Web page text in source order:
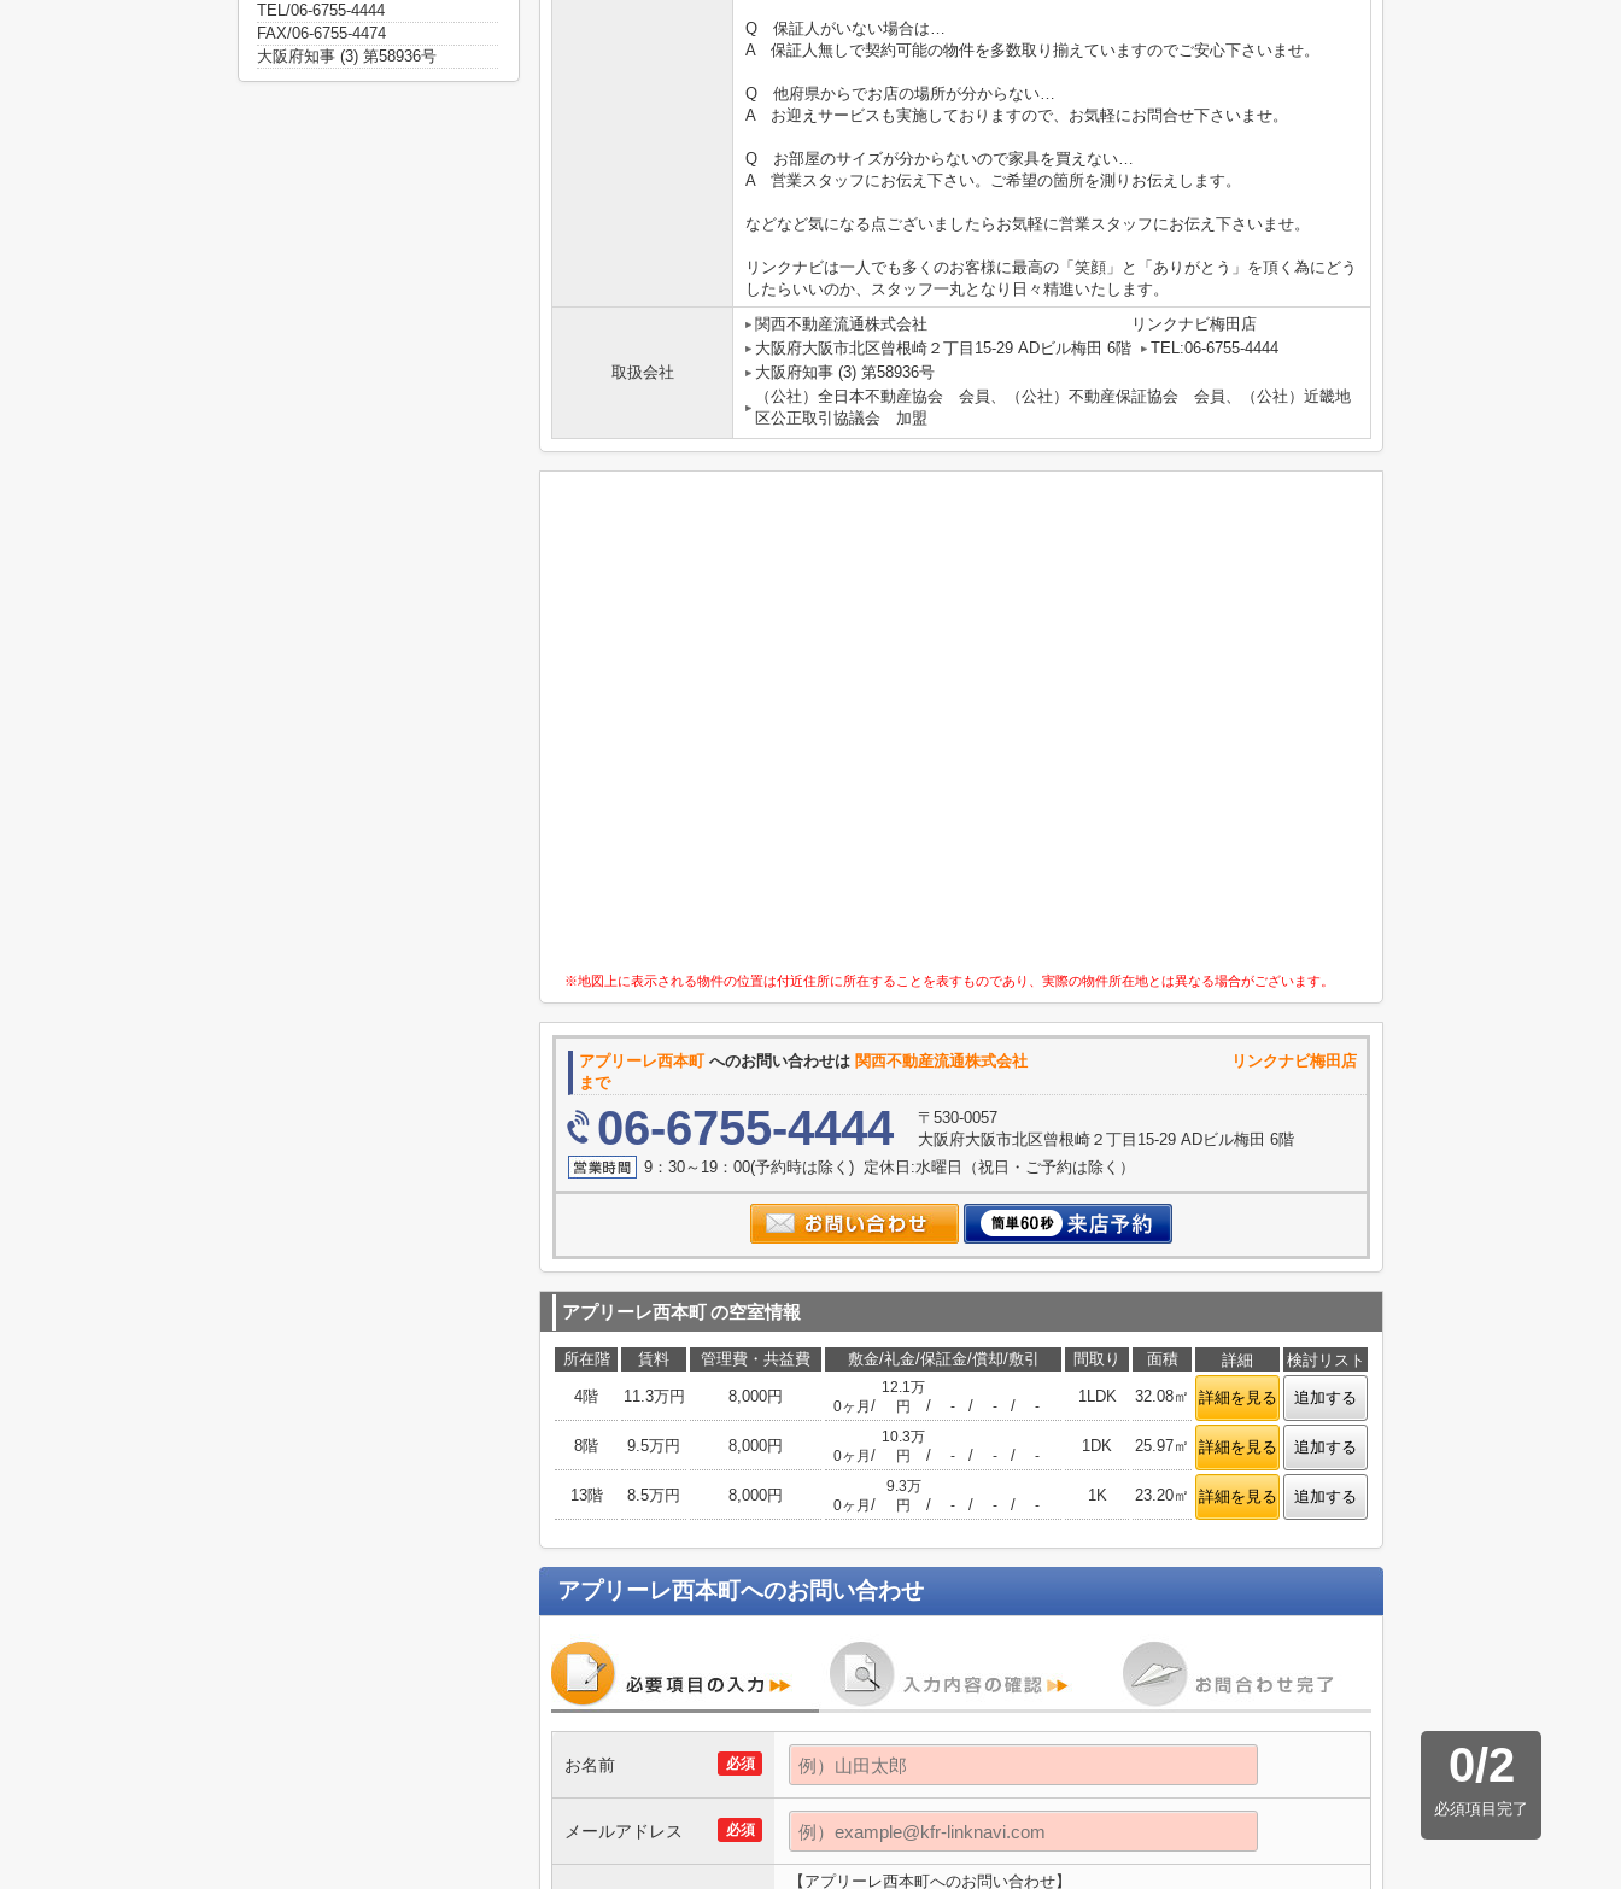
Q 保証人がいない場合は…
A 保証人無しで契約可能の物件を多数取り揃えていますのでご安心下さいませ。
Q 他府県からでお店の場所が分からない…
A お迎えサービスも実施しておりますので、お気軽にお問合せ下さいませ。
Q お部屋のサイズが分からないので家具を買えない…
A 営業スタッフにお伝え下さい。ご希望の箇所を測りお伝えします。
などなど気になる点ございましたらお気軽に営業スタッフにお伝え下さいませ。
リンクナビは一人でも多くのお客様に最高の「笑顔」と「ありがとう」を頂く為にどう
したらいいのか、スタッフ一丸となり日々精進いたします。
取扱会社
関西不動産流通株式会社 リンクナビ梅田店
大阪府大阪市北区曾根崎２丁目15-29 ADビル梅田 6階
TEL:06-6755-4444
大阪府知事 (3) 第58936号
（公社）全日本不動産協会 会員、（公社）不動産保証協会 会員、（公社）近畿地
区公正取引協議会 加盟
※地図上に表示される物件の位置は付近住所に所在することを表すものであり、実際の物件所在地とは異なる場合がございます。
アプリーレ西本町へのお問い合わせは 関西不動産流通株式会社 リンクナビ梅田店
まで
06-6755-4444
〒530-0057
大阪府大阪市北区曾根崎２丁目15-29 ADビル梅田 6階
9：30～19：00(予約時は除く) 定休日:水曜日（祝日・ご予約は除く）
アプリーレ西本町の空室情報
所在階 賃料 管理費・共益費 敷金/礼金/保証金/償却/敷引 間取り 面積 詳細
検討リスト
4階
11.3万円 8,000円
0ヶ月 /
12.1万
円
/ - / - / -
1LDK 32.08㎡ 詳細を見る 追加する
8階 9.5万円 8,000円
0ヶ月 /
10.3万
円
/ - / - / -
1DK 25.97㎡ 詳細を見る 追加する
13階 8.5万円 8,000円
0ヶ月 /
9.3万
円
/ - / - / -
1K 23.20㎡ 詳細を見る 追加する
アプリーレ西本町へのお問い合わせ
0/2
必須項目完了
必須
お名前
必須
メールアドレス
【アプリーレ西本町へのお問い合わせ】
TEL/06-6755-4444
FAX/06-6755-4474
大阪府知事 (3) 第58936号